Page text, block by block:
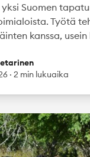
Suomen
Työtä
kanssa, usein
· 2 min lukuaika